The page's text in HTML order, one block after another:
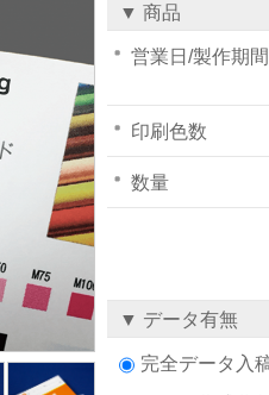
▼ 商品
営業日/製作期間
印刷色数
数量
▼ データ有無
完全データ入